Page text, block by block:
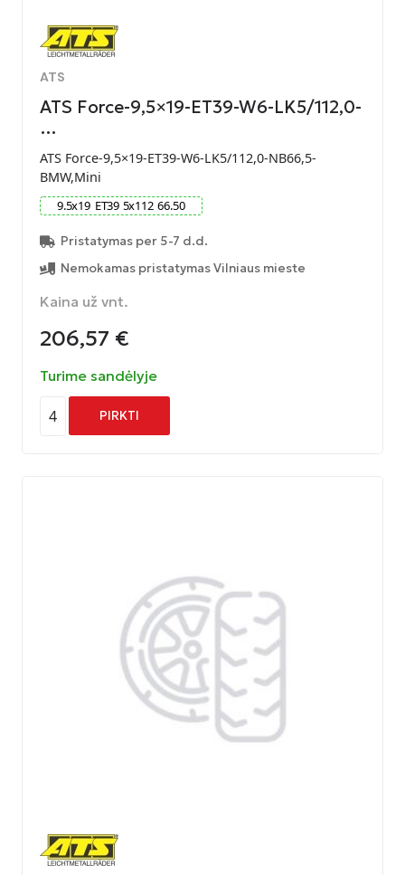
ATS
ATS Force-9,5×19-ET39-W6-LK5/112,0-
…
ATS Force-9,5×19-ET39-W6-LK5/112,0-NB66,5-
BMW,Mini
9.5x19 ET39 5x112 66.50
Pristatymas per 5-7 d.d.
Nemokamas pristatymas Vilniaus mieste
Kaina už vnt.
206,57 €
Turime sandėlyje
4 PIRKTI